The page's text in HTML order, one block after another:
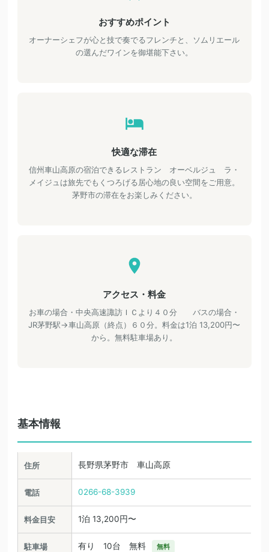
おすすめポイント
オーナーシェフが心と技で奏でるフレンチと、ソムリエール
の選んだワインを御堪能下さい。
快適な滞在
信州車山高原の宿泊できるレストラン オーベルジュ ラ・
メイジュは旅先でもくつろげる居心地の良い空間をご用意。
茅野市の滞在をお楽しみください。
アクセス・料金
お車の場合・中央高速諏訪ＩＣより４０分 バスの場合・
JR茅野駅→車山高原（終点）６０分。料金は1泊 13,200円〜
から。無料駐車場あり。
基本情報
住所 長野県茅野市 車山高原
電話 0266-68-3939
料金目安 1泊 13,200円〜
駐車場 有り 10台 無料 無料